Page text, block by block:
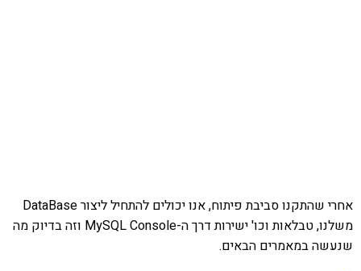
אחרי שהתקנו סביבת פיתוח, אנו יכולים להתחיל ליצור DataBase
משלנו, טבלאות וכו' ישירות דרך ה-MySQL Console וזה בדיוק מה
שנעשה במאמרים הבאים.